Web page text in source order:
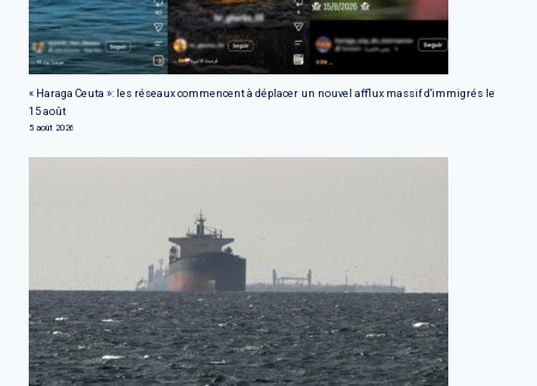
« Haraga Ceuta »: les réseaux commencent à déplacer un nouvel afflux massif d'immigrés le
15 août
5 août 2026